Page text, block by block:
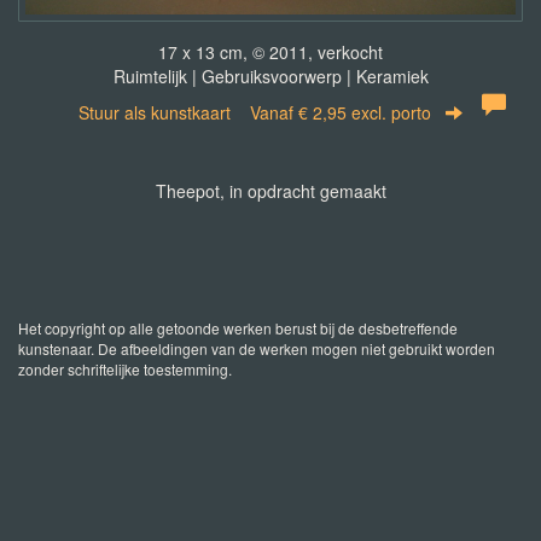
17 x 13 cm, © 2011, verkocht
Ruimtelijk | Gebruiksvoorwerp | Keramiek
Stuur als kunstkaart Vanaf € 2,95 excl. porto
Theepot, in opdracht gemaakt
Het copyright op alle getoonde werken berust bij de desbetreffende
kunstenaar. De afbeeldingen van de werken mogen niet gebruikt worden
zonder schriftelijke toestemming.